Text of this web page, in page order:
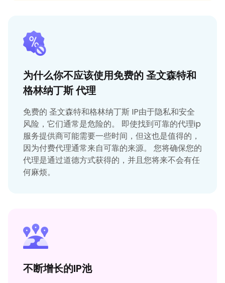
为什么你不应该使用免费的 圣文森特和
格林纳丁斯 代理
免费的 圣文森特和格林纳丁斯 IP由于隐私和安全
风险，它们通常是危险的。 即使找到可靠的代理ip
服务提供商可能需要一些时间，但这也是值得的，
因为付费代理通常来自可靠的来源。 您将确保您的
代理是通过道德方式获得的，并且您将来不会有任
何麻烦。
不断增长的IP池